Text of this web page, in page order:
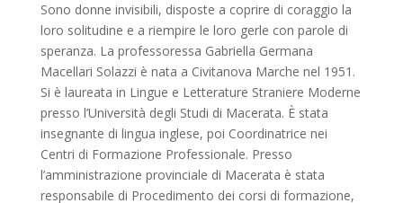
Sono donne invisibili, disposte a coprire di coraggio la
loro solitudine e a riempire le loro gerle con parole di
speranza. La professoressa Gabriella Germana
Macellari Solazzi è nata a Civitanova Marche nel 1951.
Si è laureata in Lingue e Letterature Straniere Moderne
presso l’Università degli Studi di Macerata. È stata
insegnante di lingua inglese, poi Coordinatrice nei
Centri di Formazione Professionale. Presso
l’amministrazione provinciale di Macerata è stata
responsabile di Procedimento dei corsi di formazione,